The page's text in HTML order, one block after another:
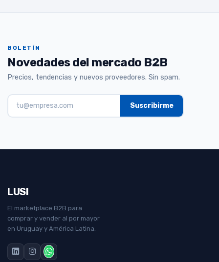
BOLETÍN
Novedades del mercado B2B
Precios, tendencias y nuevos proveedores. Sin spam.
LUSI
El marketplace B2B para
comprar y vender al por mayor
en Uruguay y América Latina.